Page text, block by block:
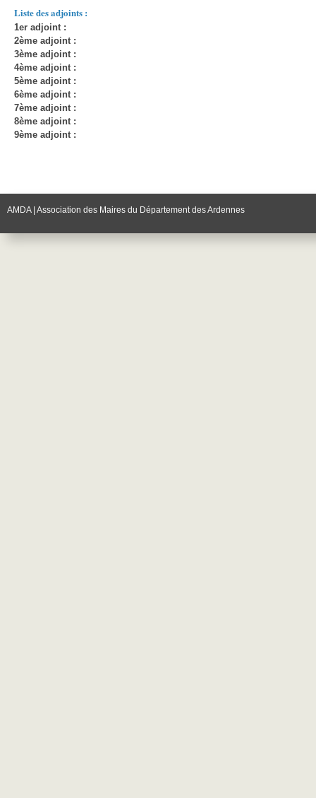
Liste des adjoints :
1er adjoint :
2ème adjoint :
3ème adjoint :
4ème adjoint :
5ème adjoint :
6ème adjoint :
7ème adjoint :
8ème adjoint :
9ème adjoint :
AMDA | Association des Maires du Département des Ardennes